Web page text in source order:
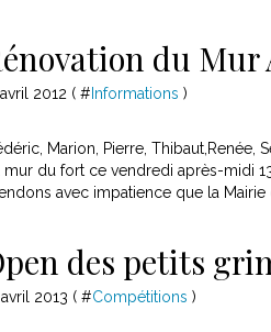
du Mur
2012 ( # Informations )
Marion, Pierre,
mur du fort ce vendredi après-midi
avec impatience que la Mairie
des petits
2013 ( #Compétitions )